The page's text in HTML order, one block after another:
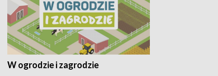
W ogrodzie i zagrodzie